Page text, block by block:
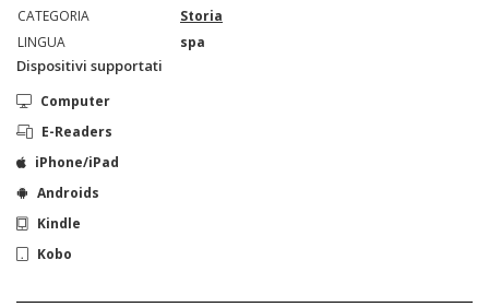
CATEGORIA
Storia
LINGUA
spa
Dispositivi supportati
Computer
E-Readers
iPhone/iPad
Androids
Kindle
Kobo